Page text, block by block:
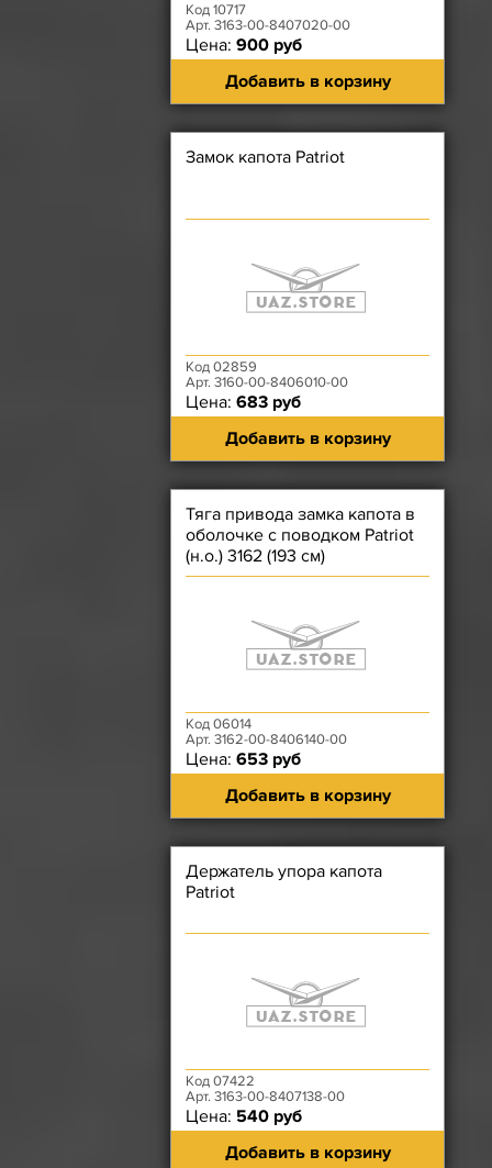
Код 10717
Арт. 3163-00-8407020-00
Цена: 900 руб
Добавить в корзину
Замок капота Patriot
Код 02859
Арт. 3160-00-8406010-00
Цена: 683 руб
Добавить в корзину
Тяга привода замка капота в
оболочке с поводком Patriot
(н.о.) 3162 (193 см)
Код 06014
Арт. 3162-00-8406140-00
Цена: 653 руб
Добавить в корзину
Держатель упора капота
Patriot
Код 07422
Арт. 3163-00-8407138-00
Цена: 540 руб
Добавить в корзину